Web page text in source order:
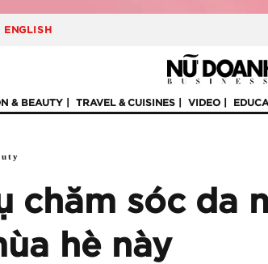
| ENGLISH
& BEAUTY TRAVEL & CUISINES VIDEO
chăm sóc da
hè này